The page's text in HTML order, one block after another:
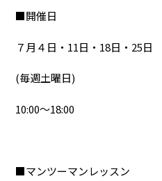
■開催日
７月４日・11日・18日・25日
(毎週土曜日)
10:00～18:00
■マンツーマンレッスン